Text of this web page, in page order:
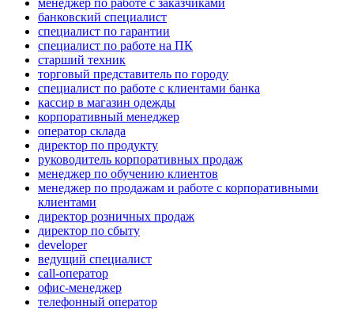
менеджер по работе с заказчиками
банковский специалист
специалист по гарантии
специалист по работе на ПК
старший техник
торговый представитель по городу
специалист по работе с клиентами банка
кассир в магазин одежды
корпоративный менеджер
оператор склада
директор по продукту
руководитель корпоративных продаж
менеджер по обучению клиентов
менеджер по продажам и работе с корпоративными
клиентами
директор розничных продаж
директор по сбыту
developer
ведущий специалист
call-оператор
офис-менеджер
телефонный оператор